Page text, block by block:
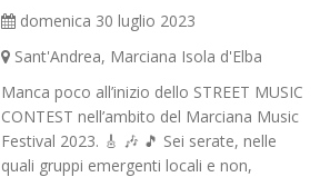
domenica 30 luglio 2023
Sant'Andrea, Marciana Isola d'Elba
Manca poco all’inizio dello STREET MUSIC
CONTEST nell’ambito del Marciana Music
Festival 2023. 🎸 🎶 🎵 Sei serate, nelle
quali gruppi emergenti locali e non,